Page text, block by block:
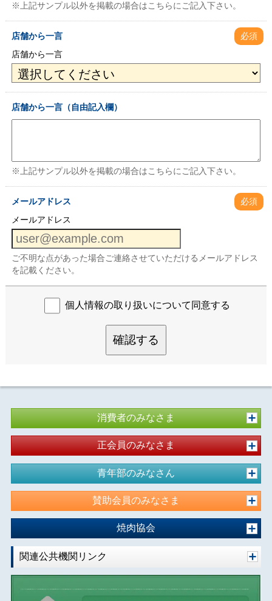
※上記サンプル以外を掲載の場合はこちらにご記入下さい。
店舗から一言
必須
店舗から一言
店舗から一言（自由記入欄）
※上記サンプル以外を掲載の場合はこちらにご記入下さい。
メールアドレス
必須
メールアドレス
ご不明な点があった場合ご連絡させていただけるメールアドレス
を記載ください。
個人情報の取り扱いについて同意する
確認する
消費者のみなさま
正会員のみなさま
青年部のみなさん
賛助会員のみなさま
焼肉協会
関連公共機関リンク